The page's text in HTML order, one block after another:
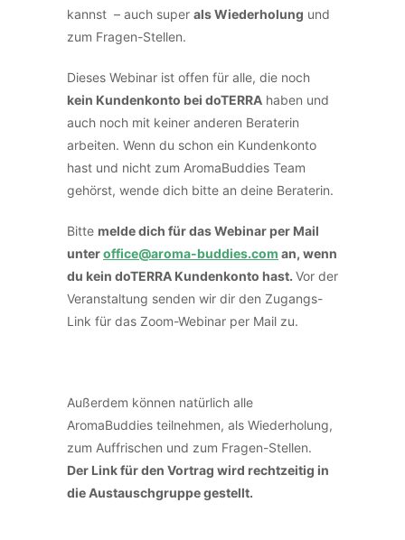
kannst – auch super als Wiederholung und
zum Fragen-Stellen.
Dieses Webinar ist offen für alle, die noch
kein Kundenkonto bei doTERRA haben und
auch noch mit keiner anderen Beraterin
arbeiten. Wenn du schon ein Kundenkonto
hast und nicht zum AromaBuddies Team
gehörst, wende dich bitte an deine Beraterin.
Bitte melde dich für das Webinar per Mail
unteroffice@aroma-buddies.com an, wenn
du kein doTERRA Kundenkonto hast. Vor der
Veranstaltung senden wir dir den Zugangs-
Link für das Zoom-Webinar per Mail zu.
Außerdem können natürlich alle
AromaBuddies teilnehmen, als Wiederholung,
zum Auffrischen und zum Fragen-Stellen.
Der Link für den Vortrag wird rechtzeitig in
die Austauschgruppe gestellt.